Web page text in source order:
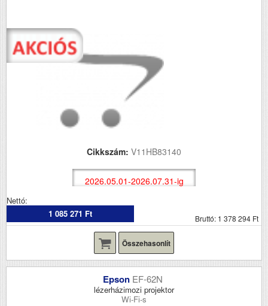
Cikkszám: V11HB83140
2026.05.01-2026.07.31-ig
Nettó:
1 085 271 Ft
Bruttó: 1 378 294 Ft
Összehasonlít
Epson EF-62N
lézerházimozi projektor
Wi-Fi-s